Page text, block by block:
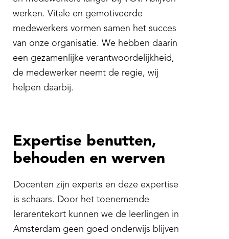
Expertise benutten,
behouden en werven
Docenten zijn experts en deze expertise
is schaars. Door het toenemende
lerarentekort kunnen we de leerlingen in
Amsterdam geen goed onderwijs blijven
werken. Vitale en gemotiveerde
medewerkers vormen samen het succes
van onze organisatie. We hebben daarin
een gezamenlijke verantwoordelijkheid,
de medewerker neemt de regie, wij
helpen daarbij.